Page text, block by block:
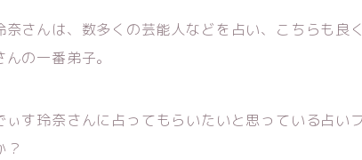
奈さんは、数多くの芸能人などを占い、こちらも良
の一番弟子。
ぃす玲奈さんに占ってもらいたいと思っている占い
？